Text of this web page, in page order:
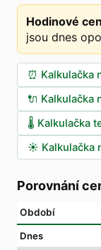
Hodinové
jsou dnes
⏰ Kalkulačka
🔌 Kalkulačka
🌡️ Kalkulačka
☀️ Kalkulačka
Porovnání
Období
Dnes